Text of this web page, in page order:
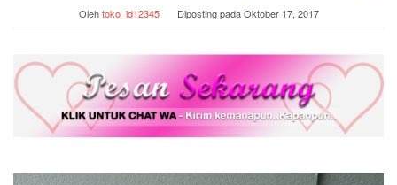
Olehtoko_id12345 Diposting padaOktober 17, 2017